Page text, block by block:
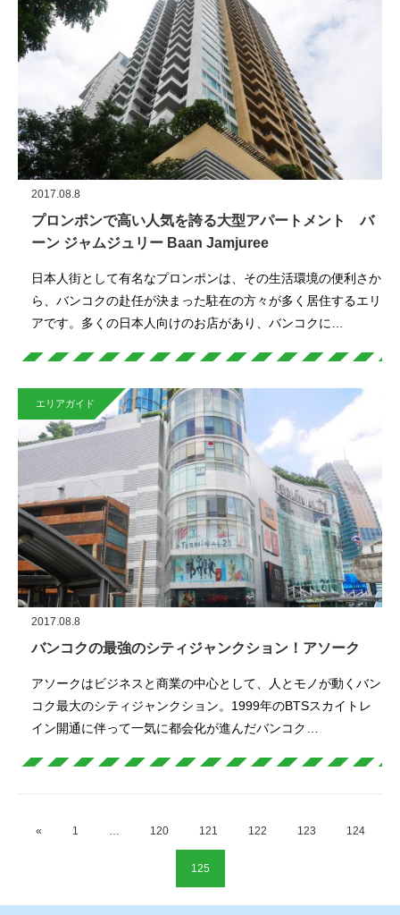
2017.08.8
プロンポンで高い人気を誇る大型アパートメント バ
ーン ジャムジュリー Baan Jamjuree
日本人街として有名なプロンポンは、その生活環境の便利さか
ら、バンコクの赴任が決まった駐在の方々が多く居住するエリ
アです。多くの日本人向けのお店があり、バンコクに…
エリアガイド
2017.08.8
バンコクの最強のシティジャンクション！アソーク
アソークはビジネスと商業の中心として、人とモノが動くバン
コク最大のシティジャンクション。1999年のBTSスカイトレ
イン開通に伴って一気に都会化が進んだバンコク…
« 1 … 120 121 122 123 124
125